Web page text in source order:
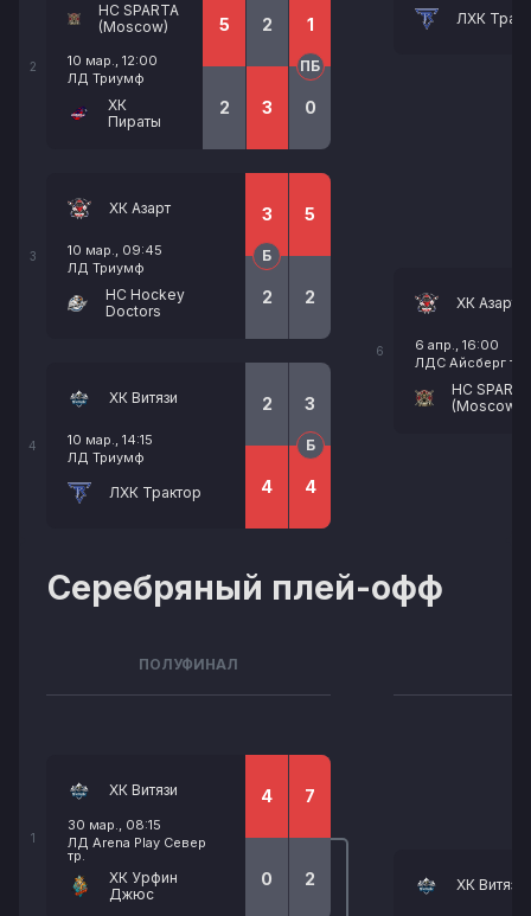
2
HC SPARTA
(Moscow)
10 мар., 12:00
ЛД Триумф
ХК
Пираты
5
2
2
3
1
0
ПБ
3
ХК Азарт
10 мар., 09:45
ЛД Триумф
HC Hockey
Doctors
3
2
Б
5
2
4
ХК Витязи
10 мар., 14:15
ЛД Триумф
ЛХК Трактор
2
4
3
4
Б
ЛХК
6
ХК Азарт
6 апр., 16:00
ЛДС Айсберг тр.
HC SPARTA
(Moscow)
Серебряный плей-офф
ПОЛУФИНАЛ
1
ХК Витязи
30 мар., 08:15
ЛД Arena Play Север
тр.
ХК Урфин
Джюс
4
0
7
2 ХК Витязи